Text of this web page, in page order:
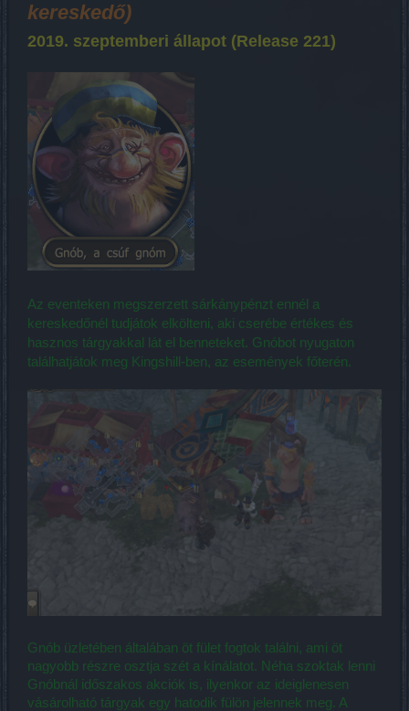
kereskedő)
2019. szeptemberi állapot (Release 221)
Az eventeken megszerzett sárkánypénzt ennél a
kereskedőnél tudjátok elkölteni, aki cserébe értékes és
hasznos tárgyakkal lát el benneteket. Gnóbot nyugaton
találhatjátok meg Kingshill-ben, az események főterén.
Gnób üzletében általában öt fület fogtok találni, ami öt
nagyobb részre osztja szét a kínálatot. Néha szoktak lenni
Gnóbnál időszakos akciók is, ilyenkor az ideiglenesen
vásárolható tárgyak egy hatodik fülön jelennek meg. A